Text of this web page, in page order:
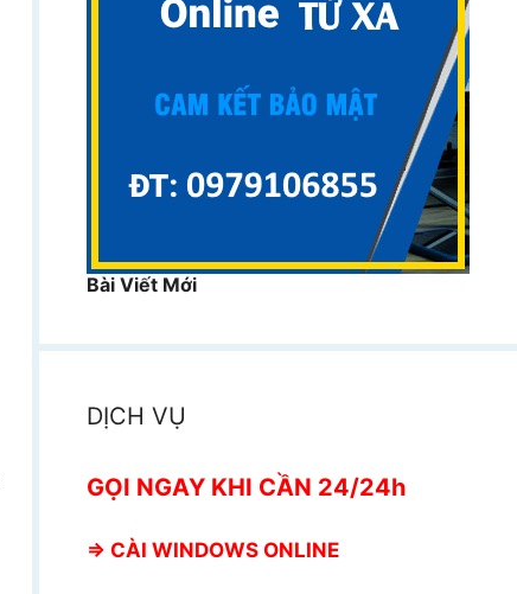
Bài Viết Mới
DỊCH VỤ
GỌI NGAY KHI CẦN 24/24h
⇒ CÀI WINDOWS ONLINE